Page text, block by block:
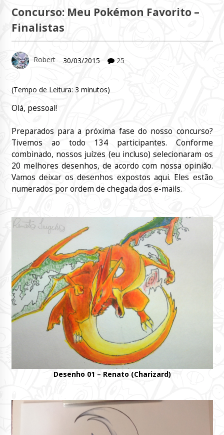
Concurso: Meu Pokémon Favorito –
Finalistas
Robert 30/03/2015 25
(Tempo de Leitura: 3 minutos)
Olá, pessoal!
Preparados para a próxima fase do nosso concurso?
Tivemos ao todo 134 participantes. Conforme
combinado, nossos juízes (eu incluso) selecionaram os
20 melhores desenhos, de acordo com nossa opinião.
Vamos deixar os desenhos expostos aqui. Eles estão
numerados por ordem de chegada dos e-mails.
Desenho 01 – Renato (Charizard)